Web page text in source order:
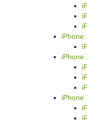
iPhone
iPhone
iPhone